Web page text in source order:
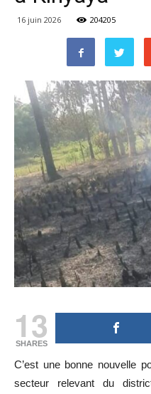
16 juin 2026 204205
13
SHARES
C’est une bonne nouvelle
secteur relevant du